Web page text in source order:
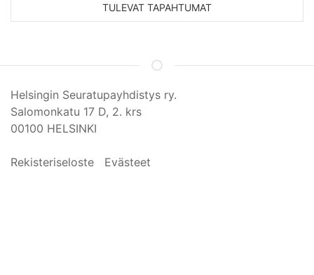
TULEVAT TAPAHTUMAT
Helsingin Seuratupayhdistys ry.
Salomonkatu 17 D, 2. krs
00100 HELSINKI
Rekisteriseloste Evästeet